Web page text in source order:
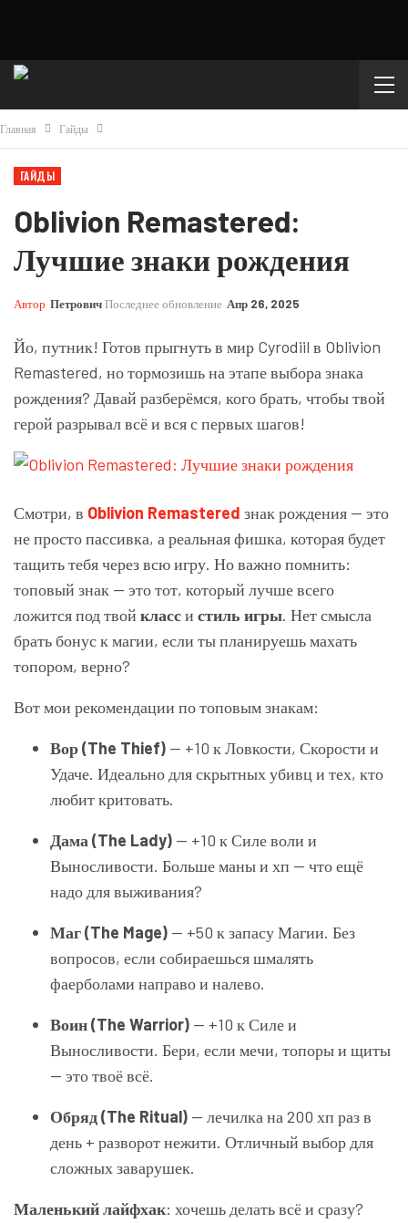
Главная Гайды
ГАЙДЫ
Oblivion Remastered:
Лучшие знаки рождения
Автор ПетровичПоследнее обновление Апр 26, 2025
Йо, путник! Готов прыгнуть в мир Cyrodiil в Oblivion
Remastered, но тормозишь на этапе выбора знака
рождения? Давай разберёмся, кого брать, чтобы твой
герой разрывал всё и вся с первых шагов!
Смотри, в Oblivion Remastered знак рождения — это
не просто пассивка, а реальная фишка, которая будет
тащить тебя через всю игру. Но важно помнить:
топовый знак — это тот, который лучше всего
ложится под твой класси стиль игры. Нет смысла
брать бонус к магии, если ты планируешь махать
топором, верно?
Вот мои рекомендации по топовым знакам:
Вор (The Thief) — +10 к Ловкости, Скорости и
Удаче. Идеально для скрытных убивц и тех, кто
любит критовать.
Дама (The Lady) — +10 к Силе воли и
Выносливости. Больше маны и хп — что ещё
надо для выживания?
Маг (The Mage) — +50 к запасу Магии. Без
вопросов, если собираешься шмалять
фаерболами направо и налево.
Воин (The Warrior) — +10 к Силе и
Выносливости. Бери, если мечи, топоры и щиты
— это твоё всё.
Обряд (The Ritual) — лечилка на 200 хп раз в
день + разворот нежити. Отличный выбор для
сложных заварушек.
Маленький лайфхак: хочешь делать всё и сразу?